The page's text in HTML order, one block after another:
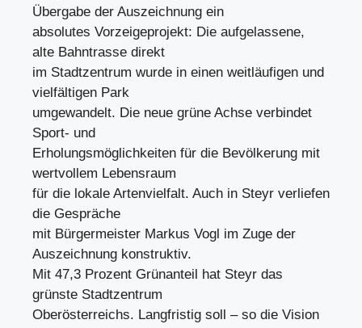
Übergabe der Auszeichnung ein
absolutes Vorzeigeprojekt: Die aufgelassene,
alte Bahntrasse direkt
im Stadtzentrum wurde in einen weitläufigen und
vielfältigen Park
umgewandelt. Die neue grüne Achse verbindet
Sport- und
Erholungsmöglichkeiten für die Bevölkerung mit
wertvollem Lebensraum
für die lokale Artenvielfalt. Auch in Steyr verliefen
die Gespräche
mit Bürgermeister Markus Vogl im Zuge der
Auszeichnung konstruktiv.
Mit 47,3 Prozent Grünanteil hat Steyr das
grünste Stadtzentrum
Oberösterreichs. Langfristig soll – so die Vision